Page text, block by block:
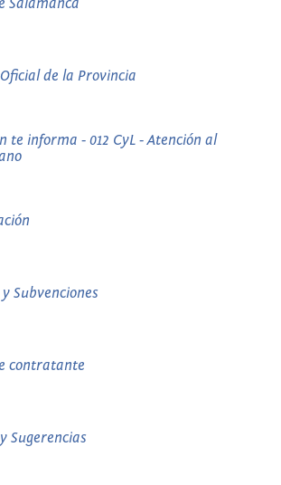
de la Provincia
te informa - 012 CyL - Atención al
Subvenciones
contratante
Sugerencias